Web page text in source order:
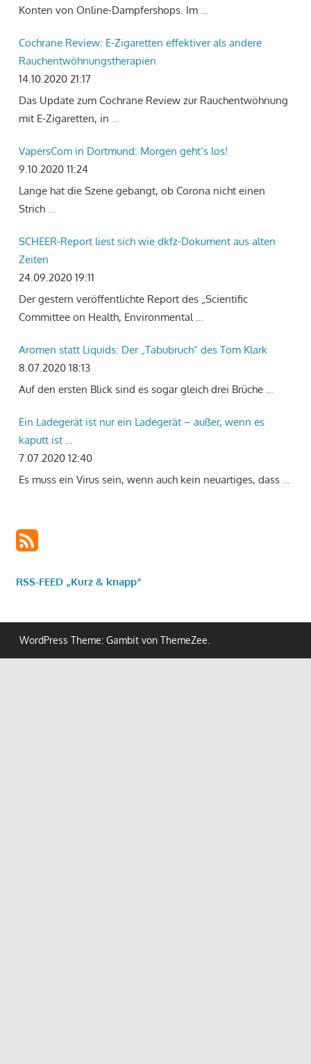
Konten von Online-Dampfershops. Im …
Cochrane Review: E-Zigaretten effektiver als andere
Rauchentwöhnungstherapien
14.10.2020 21:17
Das Update zum Cochrane Review zur Rauchentwöhnung
mit E-Zigaretten, in …
VapersCom in Dortmund: Morgen geht‘s los!
9.10.2020 11:24
Lange hat die Szene gebangt, ob Corona nicht einen
Strich …
SCHEER-Report liest sich wie dkfz-Dokument aus alten
Zeiten
24.09.2020 19:11
Der gestern veröffentlichte Report des „Scientific
Committee on Health, Environmental …
Aromen statt Liquids: Der „Tabubruch“ des Tom Klark
8.07.2020 18:13
Auf den ersten Blick sind es sogar gleich drei Brüche …
Ein Ladegerät ist nur ein Ladegerät – außer, wenn es
kaputt ist …
7.07.2020 12:40
Es muss ein Virus sein, wenn auch kein neuartiges, dass …
RSS-FEED „Kurz & knapp“
WordPress Theme: Gambit von ThemeZee.